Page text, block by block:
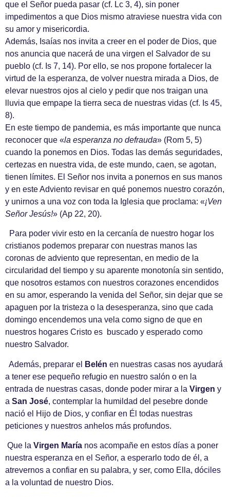
que el Señor pueda pasar (cf. Lc 3, 4), sin poner
impedimentos a que Dios mismo atraviese nuestra vida con
su amor y misericordia.
Además, Isaías nos invita a creer en el poder de Dios, que
nos anuncia que nacerá de una virgen el Salvador de su
pueblo (cf. Is 7, 14). Por ello, se nos propone fortalecer la
virtud de la esperanza, de volver nuestra mirada a Dios, de
elevar nuestros ojos al cielo y pedir que nos traigan una
lluvia que empape la tierra seca de nuestras vidas (cf. Is 45,
8).
En este tiempo de pandemia, es más importante que nunca
reconocer que «la esperanza no defrauda» (Rom 5, 5)
cuando la ponemos en Dios. Todas las demás seguridades,
certezas en nuestra vida, de este mundo, caen, se agotan,
tienen límites. El Señor nos invita a ponernos en sus manos
y en este Adviento revisar en qué ponemos nuestro corazón,
y unirnos a una voz con toda la Iglesia que proclama: «¡Ven
Señor Jesús!» (Ap 22, 20).
Para poder vivir esto en la cercanía de nuestro hogar los
cristianos podemos preparar con nuestras manos las
coronas de adviento que representan, en medio de la
circularidad del tiempo y su aparente monotonía sin sentido,
que nosotros estamos con nuestros corazones encendidos
en su amor, esperando la venida del Señor, sin dejar que se
apaguen por la tristeza o la desesperanza, sino que cada
domingo encendemos una vela como signo de que en
nuestros hogares Cristo es buscado y esperado como
nuestro Salvador.
Además, preparar el Belén en nuestras casas nos ayudará
a tener ese pequeño refugio en nuestro salón o en la
entrada de nuestras casas, donde poder mirar a la Virgen y
a San José, contemplar la humildad del pesebre donde
nació el Hijo de Dios, y confiar en Él todas nuestras
peticiones y nuestros anhelos más profundos.
Que la Virgen María nos acompañe en estos días a poner
nuestra esperanza en el Señor, a esperarlo todo de él, a
atrevernos a confiar en su palabra, y ser, como Ella, dóciles
a la voluntad de nuestro Dios.